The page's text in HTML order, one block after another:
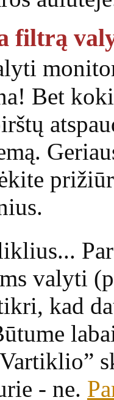
filtrą
Bet
valyti
kad
- ne.